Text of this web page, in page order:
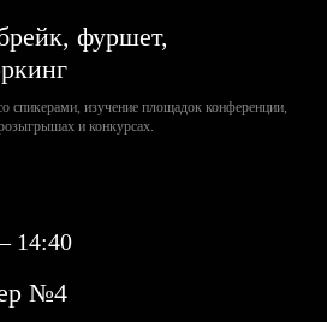
фуршет,
спикерами, изучение площадок конференции,
и конкурсах.
14:40
№4